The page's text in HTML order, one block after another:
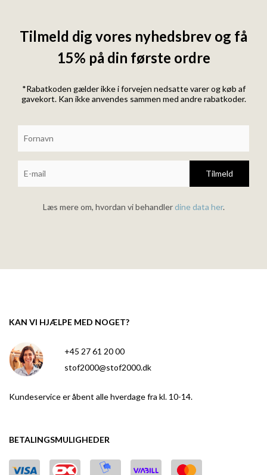
Tilmeld dig vores nyhedsbrev og få
15% på din første ordre
*Rabatkoden gælder ikke i forvejen nedsatte varer og køb af
gavekort. Kan ikke anvendes sammen med andre rabatkoder.
Tilmeld
Læs mere om, hvordan vi behandlerdine data her.
KAN VI HJÆLPE MED NOGET?
+45 27 61 20 00
stof2000@stof2000.dk
Kundeservice er åbent alle hverdage fra kl. 10-14.
BETALINGSMULIGHEDER